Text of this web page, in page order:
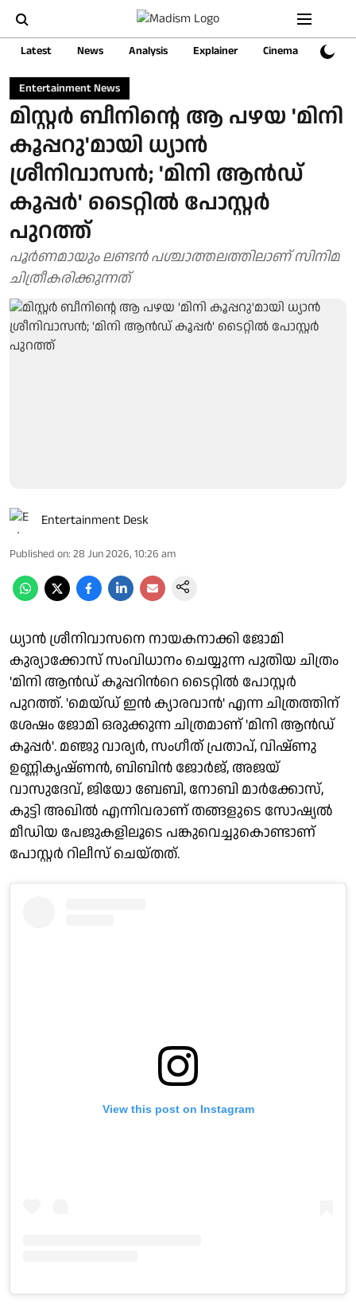
Latest News Analysis Explainer Cinema Sports
Entertainment News
മിസ്റ്റര്‍ ബീനിന്റെ ആ പഴയ 'മിനി
കൂപ്പറു'മായി ധ്യാന്‍
ശ്രീനിവാസന്‍; 'മിനി ആന്‍ഡ്
കൂപ്പര്‍' ടൈറ്റില്‍ പോസ്റ്റര്‍
പുറത്ത്
പൂര്‍ണമായും ലണ്ടന്‍ പശ്ചാത്തലത്തിലാണ് സിനിമ
ചിത്രീകരിക്കുന്നത്
Entertainment Desk
Published on: 28 Jun 2026, 10:26 am
ധ്യാൻ ശ്രീനിവാസനെ നായകനാക്കി ജോമി
കുര്യാക്കോസ് സംവിധാനം ചെയ്യുന്ന പുതിയ ചിത്രം
'മിനി ആൻഡ് കൂപ്പറിൻറെ ടൈറ്റിൽ പോസ്റ്റർ
പുറത്ത്. 'മെയ്ഡ് ഇൻ ക്യാരവാൻ' എന്ന ചിത്രത്തിന്
ശേഷം ജോമി ഒരുക്കുന്ന ചിത്രമാണ് 'മിനി ആൻഡ്
കൂപ്പർ'. മഞ്ജു വാര്യർ, സംഗീത് പ്രതാപ്, വിഷ്ണു
ഉണ്ണികൃഷ്ണൻ, ബിബിൻ ജോർജ്, അജയ്
വാസുദേവ്, ജിയോ ബേബി, നോബി മാർക്കോസ്,
കുട്ടി അഖിൽ എന്നിവരാണ് തങ്ങളുടെ സോഷ്യൽ
മീഡിയ പേജുകളിലൂടെ പങ്കുവെച്ചുകൊണ്ടാണ്
പോസ്റ്റർ റിലീസ് ചെയ്തത്.
View this post on Instagram